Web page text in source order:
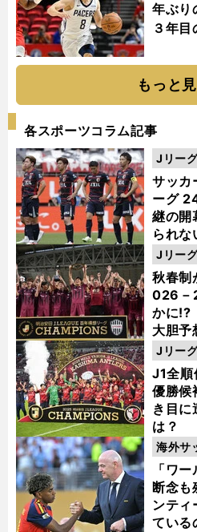
年ぶり
３年
もっと
各スポーツコラム記事
サッカ
ーグ
継の開
られな
Jリー
秋春制
026－
かに!?
大胆予
Jリー
J1全
優勝
き目に
は？
Jリー
「ワ
断念も
ンティ
ている
海外サ